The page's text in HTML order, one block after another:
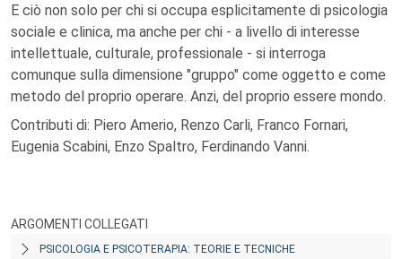
E ciò non solo per chi si occupa esplicitamente di psicologia
sociale e clinica, ma anche per chi - a livello di interesse
intellettuale, culturale, professionale - si interroga
comunque sulla dimensione "gruppo" come oggetto e come
metodo del proprio operare. Anzi, del proprio essere mondo.
Contributi di: Piero Amerio, Renzo Carli, Franco Fornari,
Eugenia Scabini, Enzo Spaltro, Ferdinando Vanni.
ARGOMENTI COLLEGATI
PSICOLOGIA E PSICOTERAPIA: TEORIE E TECNICHE